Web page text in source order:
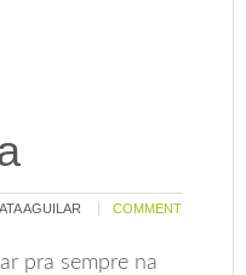
AGUILAR COMMENT
pra sempre na